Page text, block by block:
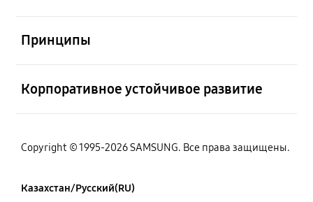
Принципы
Корпоративное устойчивое развитие
Copyright © 1995-2026 SAMSUNG. Все права защищены.
Казахстан/Русский(RU)